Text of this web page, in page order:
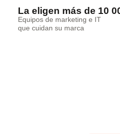
La eligen más de 10
Equipos de marketing e IT
que cuidan su marca